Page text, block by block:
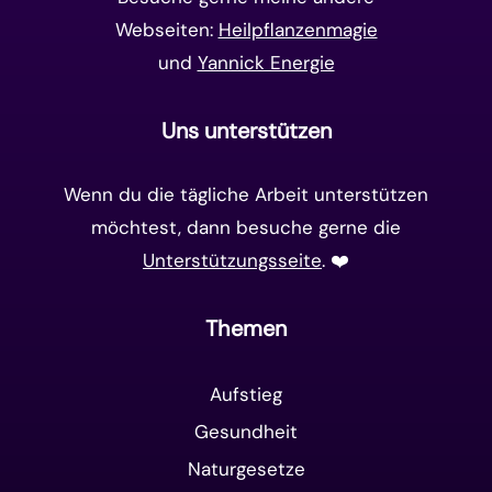
Webseiten: Heilpflanzenmagie
und Yannick Energie
Uns unterstützen
Wenn du die tägliche Arbeit unterstützen
möchtest, dann besuche gerne die
Unterstützungsseite. ❤️️
Themen
Aufstieg
Gesundheit
Naturgesetze